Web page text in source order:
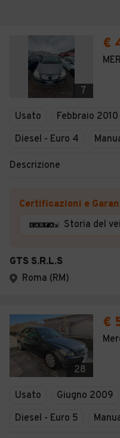
7
€
Usato Febbraio 2010
Diesel - Euro 4
Descrizione
Certificazioni e
Storia del
GTS S.R.L.S
Roma (RM)
28
€
Usato Giugno 2009
Diesel - Euro 5